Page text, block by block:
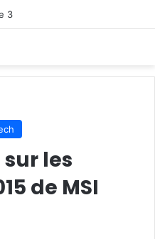
3
sur les
de MSI